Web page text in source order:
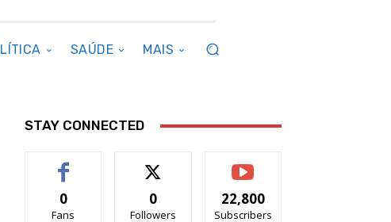
SAÚDE MAIS
STAY CONNECTED
0
Fans
0
Followers
22,800
Subscribers